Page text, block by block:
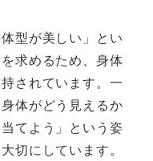
型が美しい」とい
求めるため、身体
されています。一
体がどう見えるか
てよう」という姿
切にしています。